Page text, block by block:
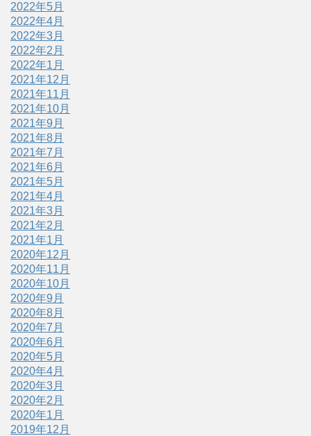
2022年5月
2022年4月
2022年3月
2022年2月
2022年1月
2021年12月
2021年11月
2021年10月
2021年9月
2021年8月
2021年7月
2021年6月
2021年5月
2021年4月
2021年3月
2021年2月
2021年1月
2020年12月
2020年11月
2020年10月
2020年9月
2020年8月
2020年7月
2020年6月
2020年5月
2020年4月
2020年3月
2020年2月
2020年1月
2019年12月